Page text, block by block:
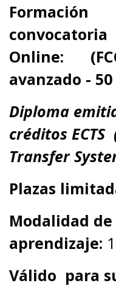
Formación
Online:
avanzado -
Diploma
créditos ECTS
Transfer
Plazas
Modalidad
aprendizaje:
Válido para